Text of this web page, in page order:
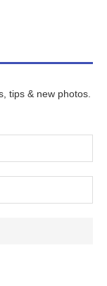
tips & new photos.